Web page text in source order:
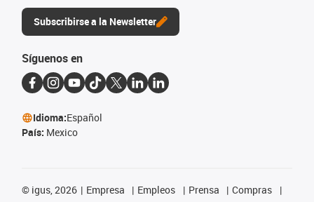
Subscribirse a la Newsletter
Síguenos en
Idioma:Español
País: Mexico
© igus, 2026 Empresa Empleos Prensa
Compras